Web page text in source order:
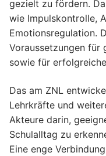
gezielt zu fördern.
wie Impulskontrolle,
Emotionsregulation.
Voraussetzungen für
sowie für
Das am ZNL
Lehrkräfte und
Akteure darin,
Schulalltag zu
Eine enge